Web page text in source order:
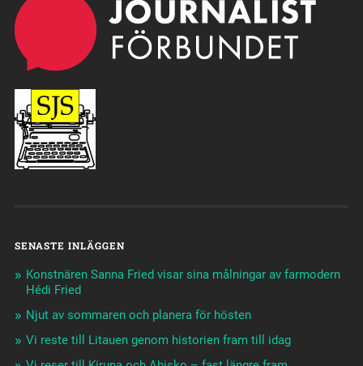
SENASTE INLÄGGEN
Konstnären Sanna Fried visar sina målningar av farmodern
Hédi Fried
Njut av sommaren och planera för hösten
Vi reste till Litauen genom historien fram till idag